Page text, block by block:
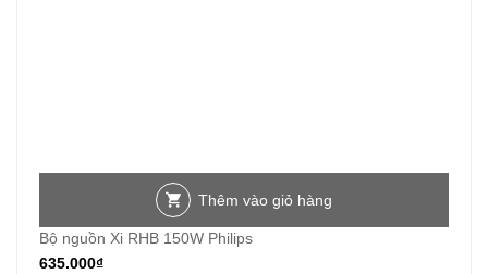
Thêm vào giỏ hàng
Bộ nguồn Xi RHB 150W Philips
635.000₫